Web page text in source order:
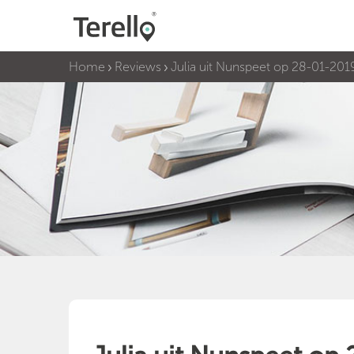
Home Reviews Julia uit Nunspeet op 28-01-